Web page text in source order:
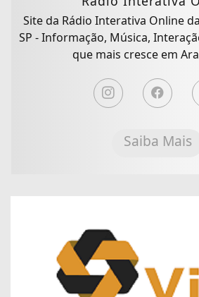
Site da Rádio Interativa Online
SP - Informação, Música, Interação. " A Rádio
que mais cresce em
Saiba Mais